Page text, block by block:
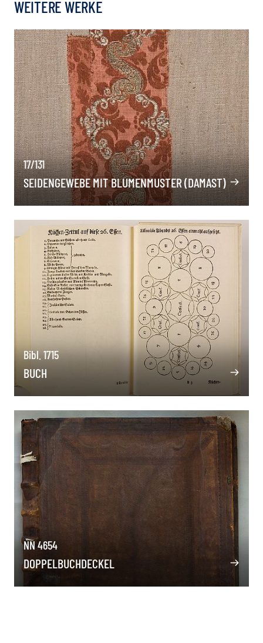
WEITERE WERKE
17/131
SEIDENGEWEBE MIT BLUMENMUSTER (DAMAST)
Bibl. 1715
BUCH
NN 4654
DOPPELBUCHDECKEL